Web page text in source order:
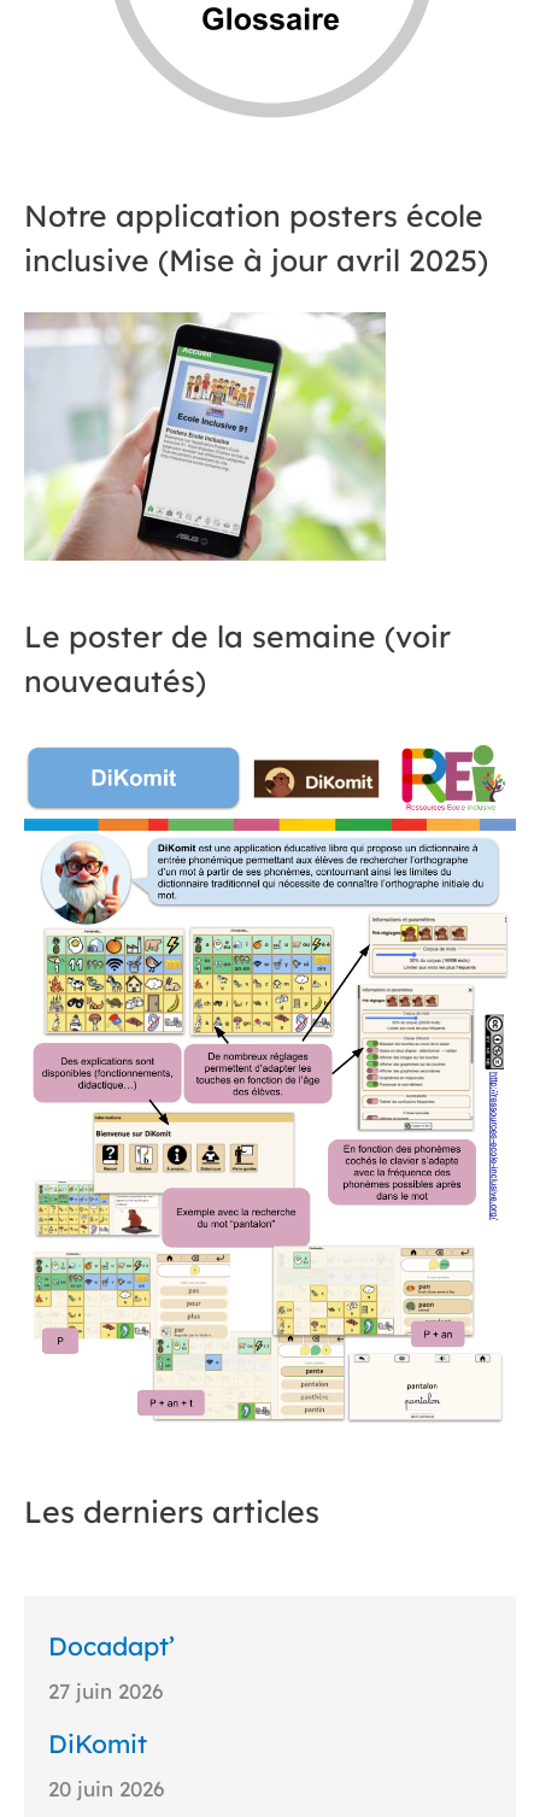
Notre application posters école
inclusive (Mise à jour avril 2025)
Le poster de la semaine (voir
nouveautés)
Les derniers articles
Docadapt’
27 juin 2026
DiKomit
20 juin 2026